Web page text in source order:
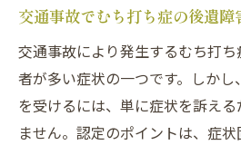
交通事故でむち打ち症の後遺障
交通事故により発生するむち打
者が多い症状の一つです。しか
を受けるには、単に症状を訴え
ません。認定のポイントは、症